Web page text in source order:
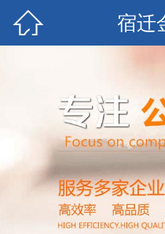
 宿迁